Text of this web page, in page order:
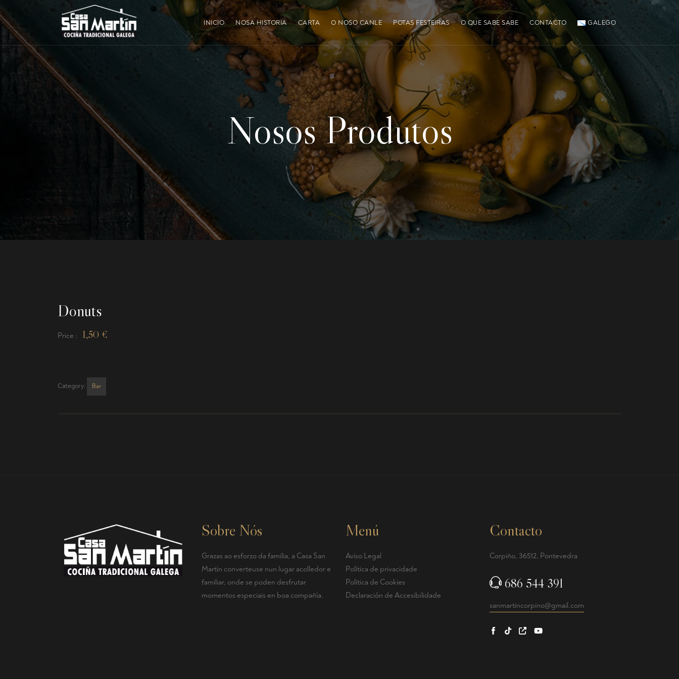
INICIO NOSA HISTORIA CARTA O NOSO CANLE POTAS FESTEIRAS O QUE SABE SABE CONTACTO GALEGO
Nosos Produtos
Donuts
Price : 1,50 €
Category: Bar
Sobre Nós
Grazas ao esforzo da familia, a Casa San
Martín converteuse nun lugar acolledor e
familiar, onde se poden desfrutar
momentos especiais en boa compañía.
Menú
Aviso Legal
Política de privacidade
Política de Cookies
Declaración de Accesibilidade
Contacto
Corpiño, 36512, Pontevedra
686 544 391
sanmartincorpino@gmail.com